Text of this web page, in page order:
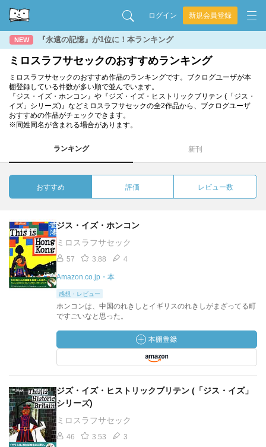
ログイン 新規会員登録
NEW 『永遠の記憶』が1位に！本ランキング
ミロスラフサセックのおすすめランキング
ミロスラフサセックのおすすめ作品のランキングです。ブクログユーザが本
棚登録している件数が多い順で並んでいます。
『ジス・イズ・ホンコン』や『ジズ・イズ・ヒストリックブリテン (「ジス・
イズ」シリーズ)』などミロスラフサセックの全2作品から、ブクログユーザ
おすすめの作品がチェックできます。
※同姓同名が含まれる場合があります。
ランキング 新刊
おすすめ 評価 レビュー数
ジス・イズ・ホンコン
ミロスラフサセック
57 3.88 4
Amazon.co.jp・本
感想・レビュー
ホンコンは、中国のれきしとイギリスのれきしがまざってる町
ですごいなと思った。
ジズ・イズ・ヒストリックブリテン (「ジス・イズ」
シリーズ)
ミロスラフサセック
46 3.53 3